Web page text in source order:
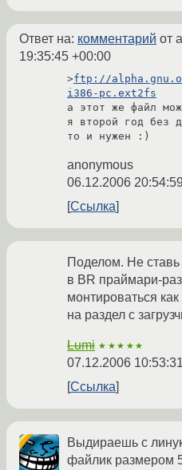
Ответ на: комментарий от
19:35:45 +00:00
>ftp://
i386-pc.ext2fs
а этот же файл
я второй год без
то и нужен :)
anonymous
06.12.2006
Ссылка
Поделом. Не ставь
в BR праймари-
монтироваться
на раздел с
Lumi ★★★★★
07.12.2006
Ссылка
Выдираешь с
файлик размером